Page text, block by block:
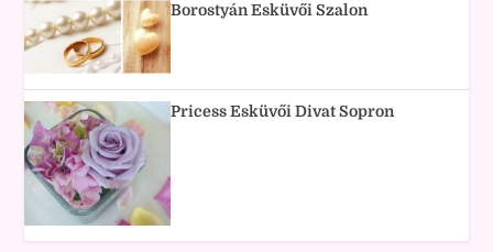
Borostyán Esküvői Szalon
Pricess Esküvői Divat Sopron